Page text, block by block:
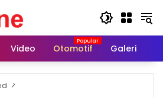
Video Otomotif Galeri